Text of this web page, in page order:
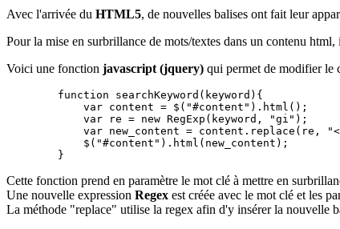
Avec l'arrivée du HTML5, de nouvelles balises ont fait leur
Pour la mise en surbrillance de mots/textes dans un contenu
Voici une fonction javascript (jquery) qui permet de modifier le
        function searchKeyword(keyword){
            var content = $("#content").html();
            var re = new RegExp(keyword, "gi");
var new_content = content.replace(re,
            $("#content").html(new_content);
        }
Cette fonction prend en paramètre le mot clé à mettre en
Une nouvelle expression Regex est créée avec le mot clé et les
La méthode "replace" utilise la regex afin d'y insérer la nouvelle